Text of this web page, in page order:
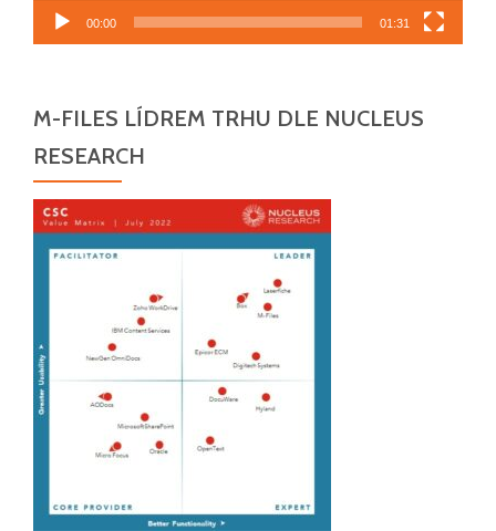
00:00 01:31
M-FILES LÍDREM TRHU DLE NUCLEUS
RESEARCH